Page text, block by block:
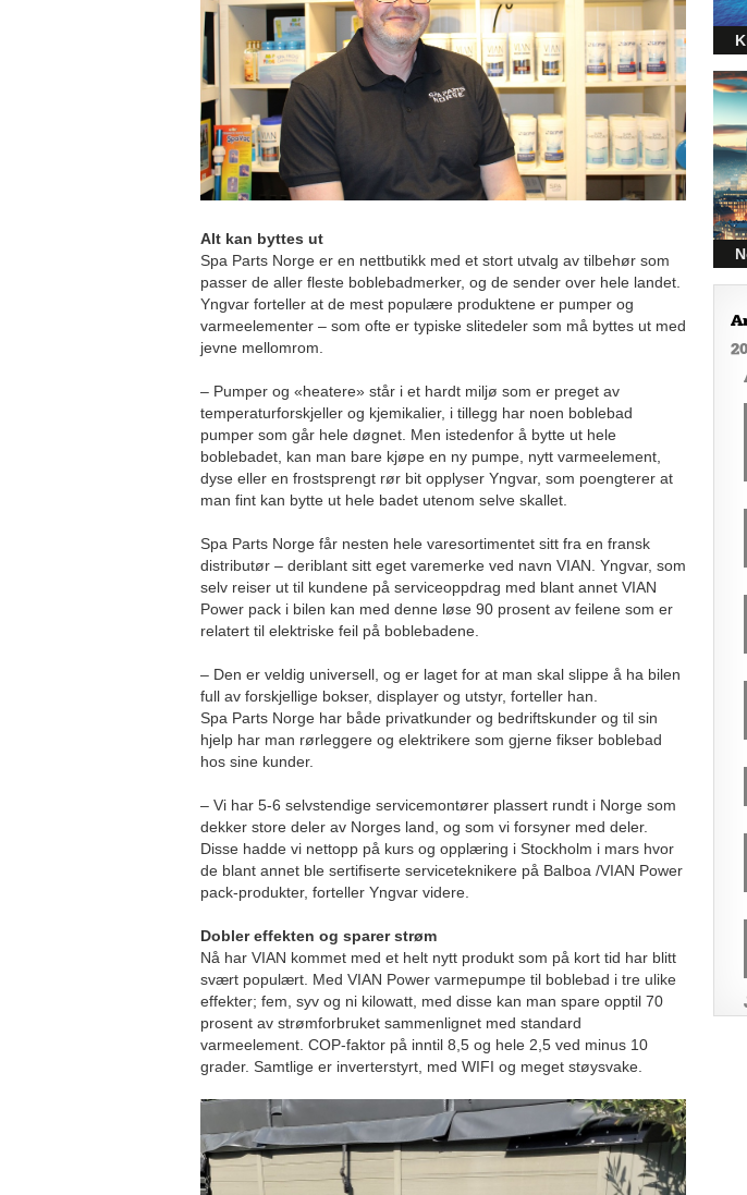
Alt kan byttes ut
Spa Parts Norge er en nettbutikk med et stort utvalg av tilbehør som
passer de aller fleste boblebadmerker, og de sender over hele landet.
Yngvar forteller at de mest populære produktene er pumper og
varmeelementer – som ofte er typiske slitedeler som må byttes ut med
jevne mellomrom.
– Pumper og «heatere» står i et hardt miljø som er preget av
temperaturforskjeller og kjemikalier, i tillegg har noen boblebad
pumper som går hele døgnet. Men istedenfor å bytte ut hele
boblebadet, kan man bare kjøpe en ny pumpe, nytt varmeelement,
dyse eller en frostsprengt rør bit opplyser Yngvar, som poengterer at
man fint kan bytte ut hele badet utenom selve skallet.
Spa Parts Norge får nesten hele varesortimentet sitt fra en fransk
distributør – deriblant sitt eget varemerke ved navn VIAN. Yngvar, som
selv reiser ut til kundene på serviceoppdrag med blant annet VIAN
Power pack i bilen kan med denne løse 90 prosent av feilene som er
relatert til elektriske feil på boblebadene.
– Den er veldig universell, og er laget for at man skal slippe å ha bilen
full av forskjellige bokser, displayer og utstyr, forteller han.
Spa Parts Norge har både privatkunder og bedriftskunder og til sin
hjelp har man rørleggere og elektrikere som gjerne fikser boblebad
hos sine kunder.
– Vi har 5-6 selvstendige servicemontører plassert rundt i Norge som
dekker store deler av Norges land, og som vi forsyner med deler.
Disse hadde vi nettopp på kurs og opplæring i Stockholm i mars hvor
de blant annet ble sertifiserte serviceteknikere på Balboa /VIAN Power
pack-produkter, forteller Yngvar videre.
Dobler effekten og sparer strøm
Nå har VIAN kommet med et helt nytt produkt som på kort tid har blitt
svært populært. Med VIAN Power varmepumpe til boblebad i tre ulike
effekter; fem, syv og ni kilowatt, med disse kan man spare opptil 70
prosent av strømforbruket sammenlignet med standard
varmeelement. COP-faktor på inntil 8,5 og hele 2,5 ved minus 10
grader. Samtlige er inverterstyrt, med WIFI og meget støysvake.